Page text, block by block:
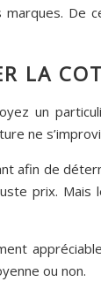
De
LA
un
ne
afin de
prix. Mais
ou non.